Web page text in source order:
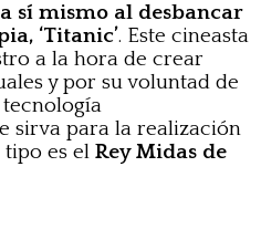
sí mismo al desbancar
‘Titanic’. Este cineasta
a la hora de crear
y por su voluntad de
sirva para la realización
tipo es el Rey Midas de